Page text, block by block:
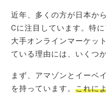
近年、多くの方が日本か
Cに注目しています。特
大手オンラインマーケッ
ている理由には、いくつ
まず、アマゾンとイーベ
を持っています。これに